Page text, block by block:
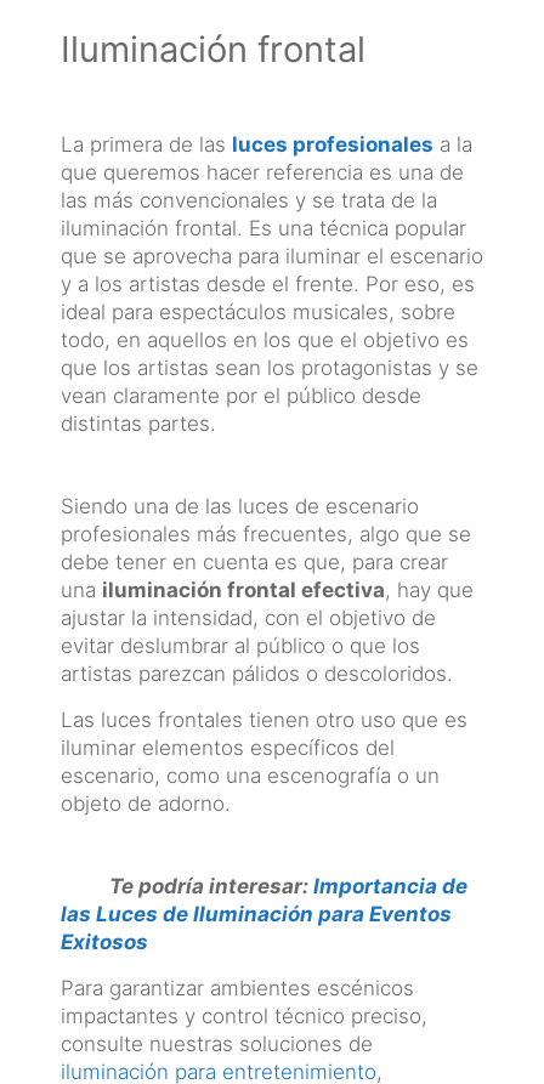
Iluminación frontal
La primera de las luces profesionales a la
que queremos hacer referencia es una de
las más convencionales y se trata de la
iluminación frontal. Es una técnica popular
que se aprovecha para iluminar el escenario
y a los artistas desde el frente. Por eso, es
ideal para espectáculos musicales, sobre
todo, en aquellos en los que el objetivo es
que los artistas sean los protagonistas y se
vean claramente por el público desde
distintas partes.
Siendo una de las luces de escenario
profesionales más frecuentes, algo que se
debe tener en cuenta es que, para crear
una iluminación frontal efectiva, hay que
ajustar la intensidad, con el objetivo de
evitar deslumbrar al público o que los
artistas parezcan pálidos o descoloridos.
Las luces frontales tienen otro uso que es
iluminar elementos específicos del
escenario, como una escenografía o un
objeto de adorno.
Te podría interesar: Importancia de
las Luces de Iluminación para Eventos
Exitosos
Para garantizar ambientes escénicos
impactantes y control técnico preciso,
consulte nuestras soluciones de
iluminación para entretenimiento,